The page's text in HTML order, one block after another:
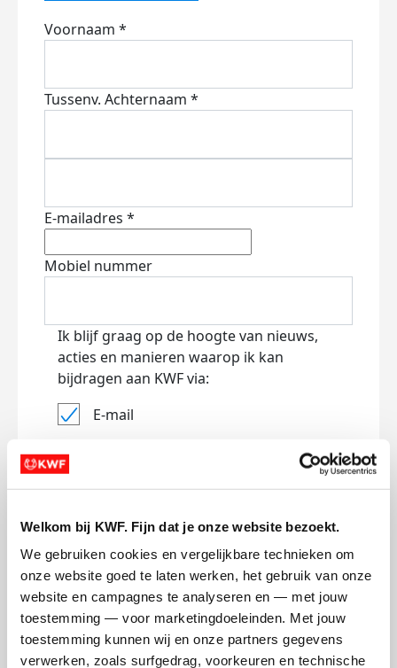
Welkom bij KWF. Fijn dat je onze website bezoekt.
We gebruiken cookies en vergelijkbare technieken om
onze website goed te laten werken, het gebruik van onze
website en campagnes te analyseren en — met jouw
toestemming — voor marketingdoeleinden. Met jouw
toestemming kunnen wij en onze partners gegevens
verwerken, zoals surfgedrag, voorkeuren en technische
Voornaam *
Tussenv. Achternaam *
E-mailadres *
Mobiel nummer
Ik blijf graag op de hoogte van nieuws,
acties en manieren waarop ik kan
bijdragen aan KWF via:
E-mail
persoonsgegevens.
(optioneel)
0/150
Naam die op de pagina verschijnt